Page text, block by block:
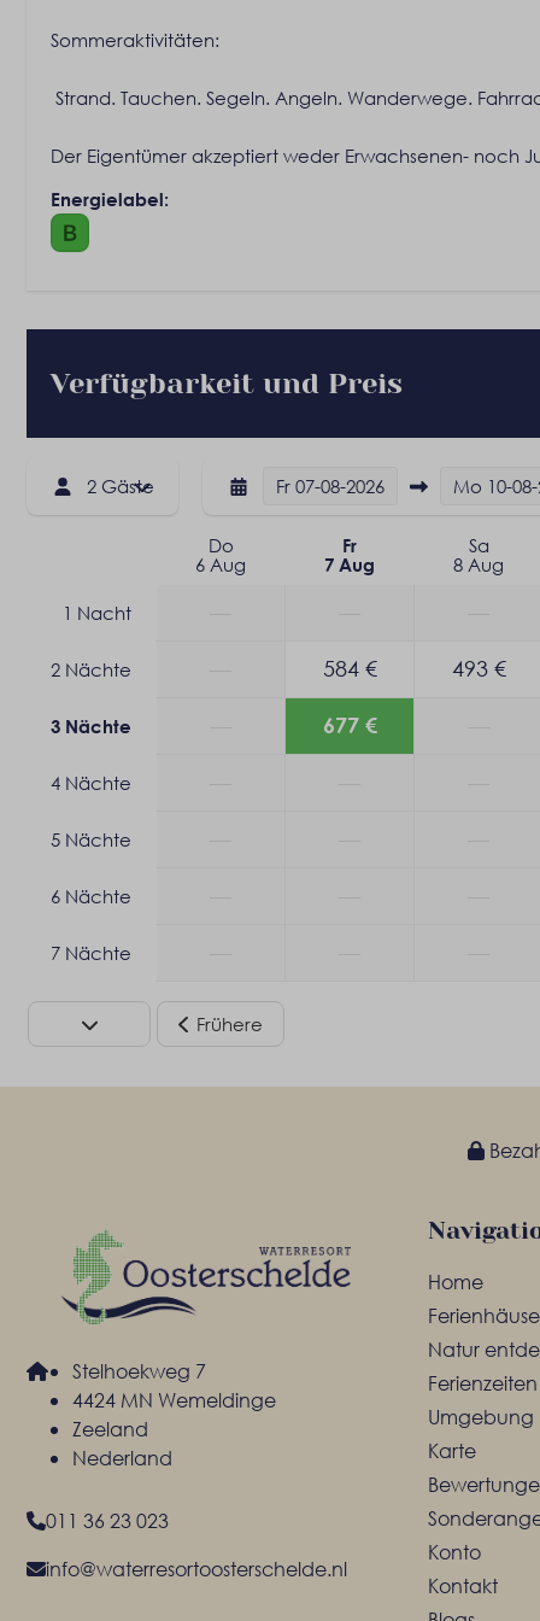
Rauchmelder
Sommeraktivitäten:
Strand. Tauchen. Segeln. Angeln. Wanderwege.
Der Eigentümer akzeptiert weder Erwachsenen- noch
Energielabel:
Verfügbarkeit und Preis
2 Gäste Fr 07-08-2026 Mo 10-
Do
6 Aug
Fr
7 Aug
Sa
8 Aug
1 Nacht
2 Nächte 584 € 493 €
3 Nächte 677 €
4 Nächte
5 Nächte
6 Nächte
7 Nächte
Frühere
Stelhoekweg 7
4424 MN Wemeldinge
Zeeland
Nederland
011 36 23 023
info@waterresortoosterschelde.nl
Home
Natur
Ferienzeiten
Umgebung
Karte
Konto
Kontakt